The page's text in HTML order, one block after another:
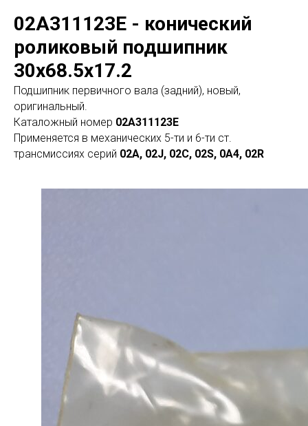
02A311123E - конический
роликовый подшипник
30х68.5х17.2
Подшипник первичного вала (задний), новый,
оригинальный.
Каталожный номер 02A311123E
Применяется в механических 5-ти и 6-ти ст.
трансмиссиях серий 02A, 02J, 02C, 02S, 0A4, 02R